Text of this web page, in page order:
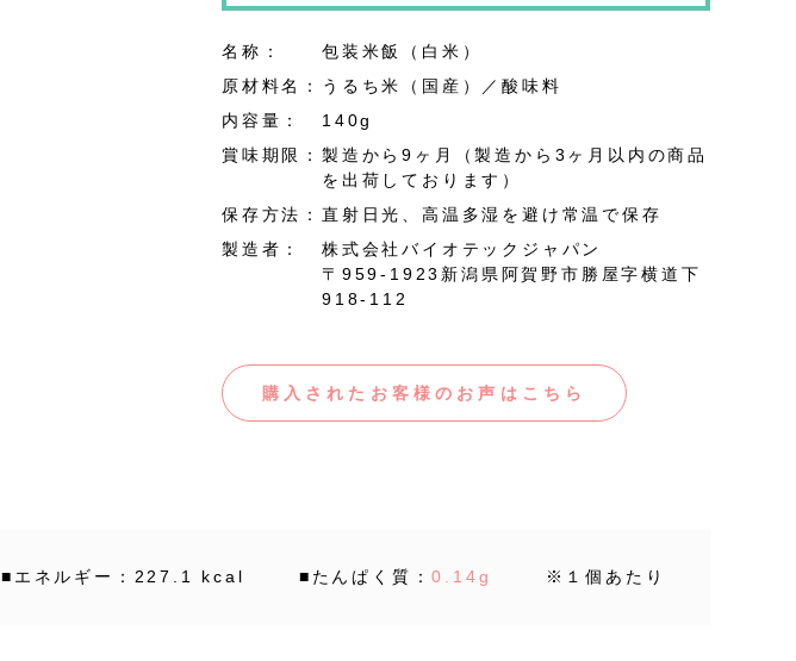
名称：
包装米飯（白米）
原材料名：
うるち米（国産）／酸味料
内容量：
140g
賞味期限： 製造から9ヶ月（製造から3ヶ月以内の商品
を出荷しております）
保存方法： 直射日光、高温多湿を避け常温で保存
製造者：
株式会社バイオテックジャパン
〒959-1923新潟県阿賀野市勝屋字横道下
918-112
購入されたお客様のお声はこちら
■エネルギー：227.1 kcal ■たんぱく質：0.14g ※１個あたり